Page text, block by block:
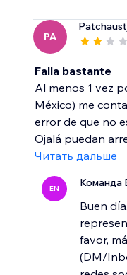
PA
Falla bastante
Al menos 1 vez
México) me
error de que no
Ojalá puedan
Читать дальше
EN Команда
Buen
favor,
(DM/